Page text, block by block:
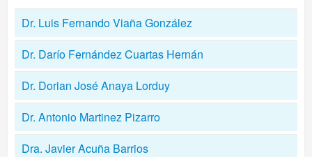
Dr. Luis Fernando Viaña González
Dr. Darío Fernández Cuartas Hernán
Dr. Dorian José Anaya Lorduy
Dr. Antonio Martinez Pizarro
Dra. Javier Acuña Barrios